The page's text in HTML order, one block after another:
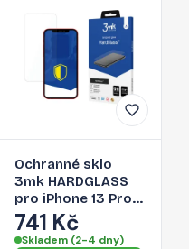
Ochranné sklo
3mk HARDGLASS
pro iPhone 13 Pro -
čirá
741 Kč
Skladem (2-4 dny)